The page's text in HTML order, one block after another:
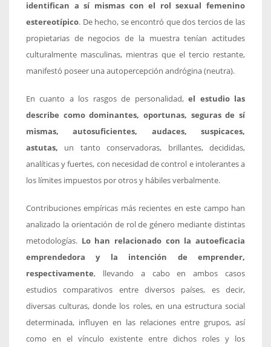
identifican a sí mismas con el rol sexual femenino
estereotípico. De hecho, se encontró que dos tercios de las
propietarias de negocios de la muestra tenían actitudes
culturalmente masculinas, mientras que el tercio restante,
manifestó poseer una autopercepción andrógina (neutra).
En cuanto a los rasgos de personalidad,el estudio las
describe como dominantes, oportunas, seguras de sí
mismas, autosuficientes, audaces, suspicaces,
astutas, un tanto conservadoras, brillantes, decididas,
analíticas y fuertes, con necesidad de control e intolerantes a
los límites impuestos por otros y hábiles verbalmente.
Contribuciones empíricas más recientes en este campo han
analizado la orientación de rol de género mediante distintas
metodologías. Lo han relacionado con la autoeficacia
emprendedora y la intención de emprender,
respectivamente, llevando a cabo en ambos casos
estudios comparativos entre diversos países, es decir,
diversas culturas, donde los roles, en una estructura social
determinada, influyen en las relaciones entre grupos, así
como en el vínculo existente entre dichos roles y los